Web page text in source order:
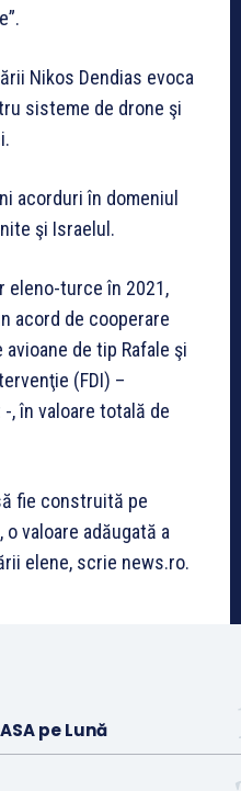
Nikos Dendias evoca
sisteme de drone şi
acorduri în domeniul
şi Israelul.
eleno-turce în 2021,
acord de cooperare
de tip Rafale şi
(FDI) –
, în valoare totală de
fie construită pe
valoare adăugată a
elene, scrie news.ro.
pe Lună